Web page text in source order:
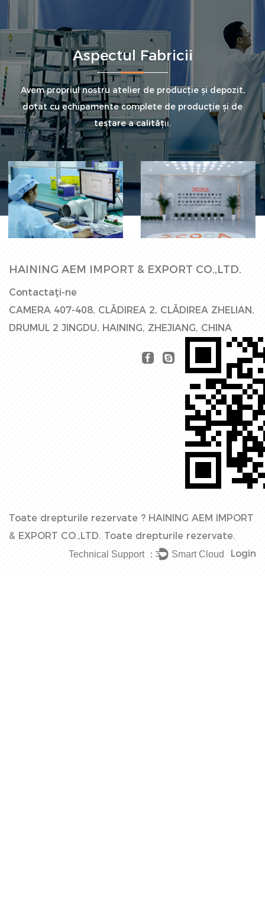
Aspectul Fabricii
Avem propriul nostru atelier de producție și depozit,
dotat cu echipamente complete de producție și de
testare a calității.
Hala Fabricii
Linie de
producție
HAINING AEM IMPORT & EXPORT CO.,LTD.
Contactaţi-ne
CAMERA 407-408, CLĂDIREA 2, CLĂDIREA ZHELIAN,
DRUMUL 2 JINGDU, HAINING, ZHEJIANG, CHINA
Toate drepturile rezervate ? HAINING AEM IMPORT
& EXPORT CO.,LTD. Toate drepturile rezervate.
Login
Technical Support ： Smart Cloud